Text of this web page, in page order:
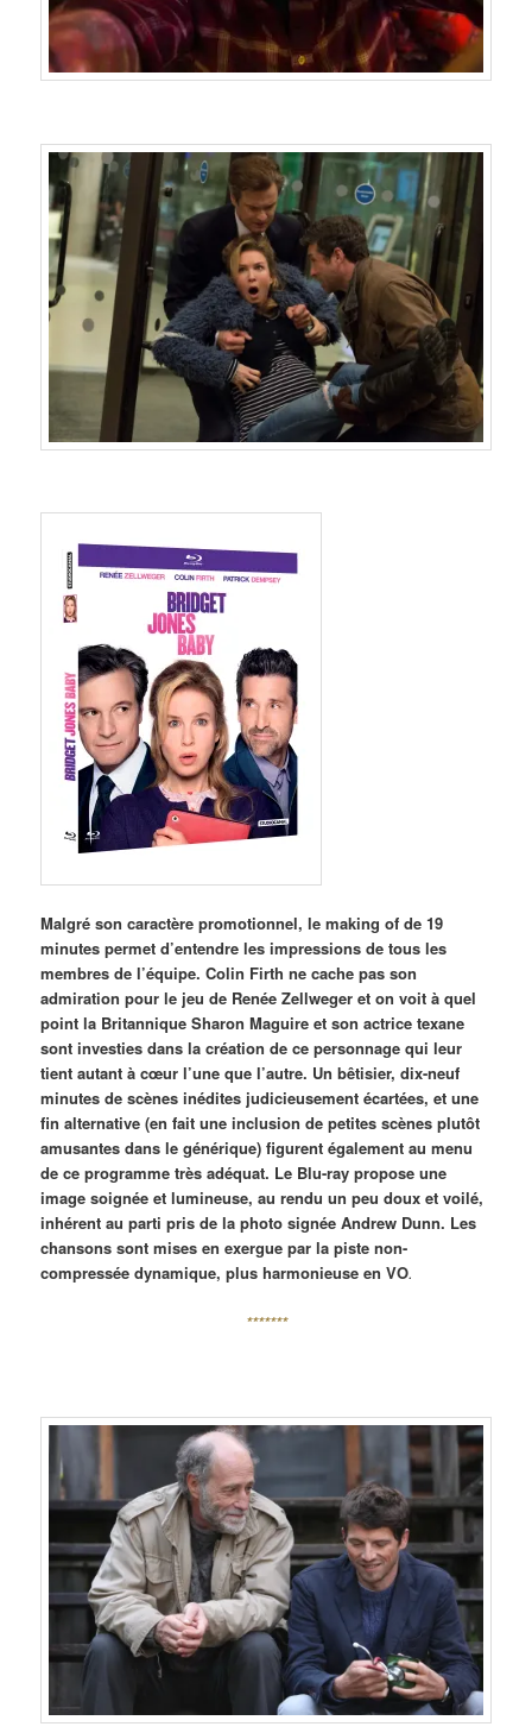
Malgré son caractère promotionnel, le making of de 19
minutes permet d’entendre les impressions de tous les
membres de l’équipe. Colin Firth ne cache pas son
admiration pour le jeu de Renée Zellweger et on voit à quel
point la Britannique Sharon Maguire et son actrice texane
sont investies dans la création de ce personnage qui leur
tient autant à cœur l’une que l’autre. Un bêtisier, dix-neuf
minutes de scènes inédites judicieusement écartées, et une
fin alternative (en fait une inclusion de petites scènes plutôt
amusantes dans le générique) figurent également au menu
de ce programme très adéquat. Le Blu-ray propose une
image soignée et lumineuse, au rendu un peu doux et voilé,
inhérent au parti pris de la photo signée Andrew Dunn. Les
chansons sont mises en exergue par la piste non-
compressée dynamique, plus harmonieuse en VO.
*******